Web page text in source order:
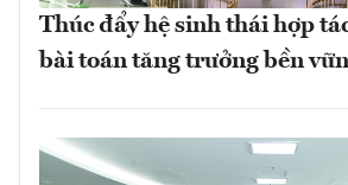
Thúc đẩy hệ sinh thái hợp
bài toán tăng trưởng bền